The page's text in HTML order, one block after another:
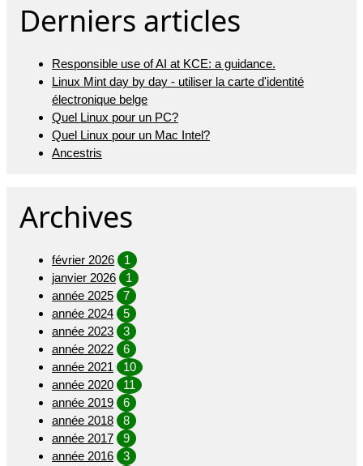
Derniers articles
Responsible use of AI at KCE: a guidance.
Linux Mint day by day - utiliser la carte d'identité
électronique belge
Quel Linux pour un PC?
Quel Linux pour un Mac Intel?
Ancestris
Archives
février 2026
1
janvier 2026
1
année 2025
7
année 2024
5
année 2023
3
année 2022
6
année 2021
10
année 2020
11
année 2019
6
année 2018
8
année 2017
9
année 2016
3